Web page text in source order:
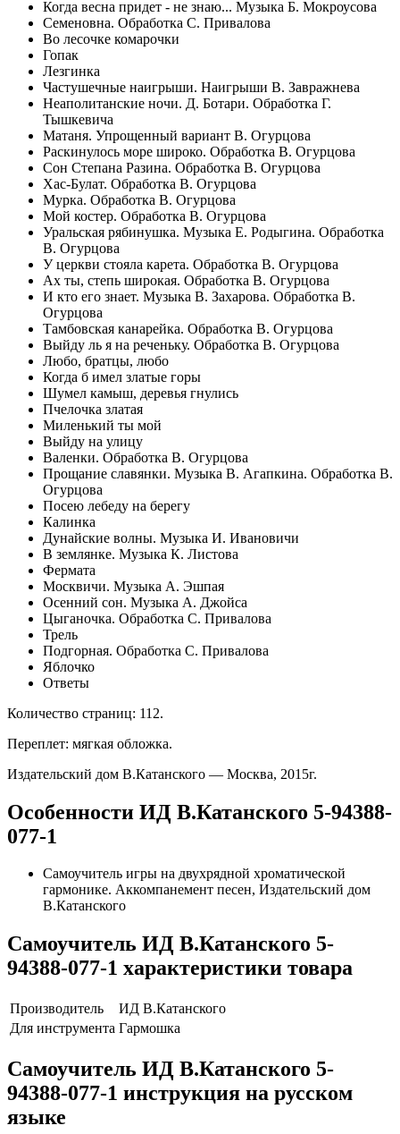
Когда весна придет - не знаю... Музыка Б. Мокроусова
Семеновна. Обработка С. Привалова
Во лесочке комарочки
Гопак
Лезгинка
Частушечные наигрыши. Наигрыши В. Завражнева
Неаполитанские ночи. Д. Ботари. Обработка Г.
Тышкевича
Матаня. Упрощенный вариант В. Огурцова
Раскинулось море широко. Обработка В. Огурцова
Сон Степана Разина. Обработка В. Огурцова
Хас-Булат. Обработка В. Огурцова
Мурка. Обработка В. Огурцова
Мой костер. Обработка В. Огурцова
Уральская рябинушка. Музыка Е. Родыгина. Обработка
В. Огурцова
У церкви стояла карета. Обработка В. Огурцова
Ах ты, степь широкая. Обработка В. Огурцова
И кто его знает. Музыка В. Захарова. Обработка В.
Огурцова
Тамбовская канарейка. Обработка В. Огурцова
Выйду ль я на реченьку. Обработка В. Огурцова
Любо, братцы, любо
Когда б имел златые горы
Шумел камыш, деревья гнулись
Пчелочка златая
Миленький ты мой
Выйду на улицу
Валенки. Обработка В. Огурцова
Прощание славянки. Музыка В. Агапкина. Обработка В.
Огурцова
Посею лебеду на берегу
Калинка
Дунайские волны. Музыка И. Ивановичи
В землянке. Музыка К. Листова
Фермата
Москвичи. Музыка А. Эшпая
Осенний сон. Музыка А. Джойса
Цыганочка. Обработка С. Привалова
Трель
Подгорная. Обработка С. Привалова
Яблочко
Ответы
Количество страниц: 112.
Переплет: мягкая обложка.
Издательский дом В.Катанского — Москва, 2015г.
Особенности ИД В.Катанского 5-94388-
077-1
Самоучитель игры на двухрядной хроматической
гармонике. Аккомпанемент песен, Издательский дом
В.Катанского
Самоучитель ИД В.Катанского 5-
94388-077-1 характеристики товара
Производитель
ИД В.Катанского
Для инструмента Гармошка
Самоучитель ИД В.Катанского 5-
94388-077-1 инструкция на русском
языке